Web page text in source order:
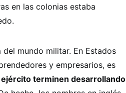
en las colonias estaba
mundo militar. En Estados
y empresarios, es
terminen desarrollando